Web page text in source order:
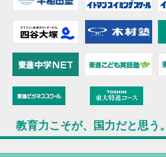
教育力こそが、国力だと思う。